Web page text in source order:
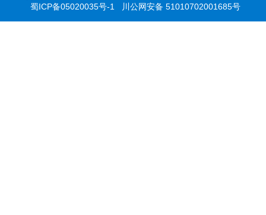
蜀ICP备05020035号-1
川公网安备 51010702001685号